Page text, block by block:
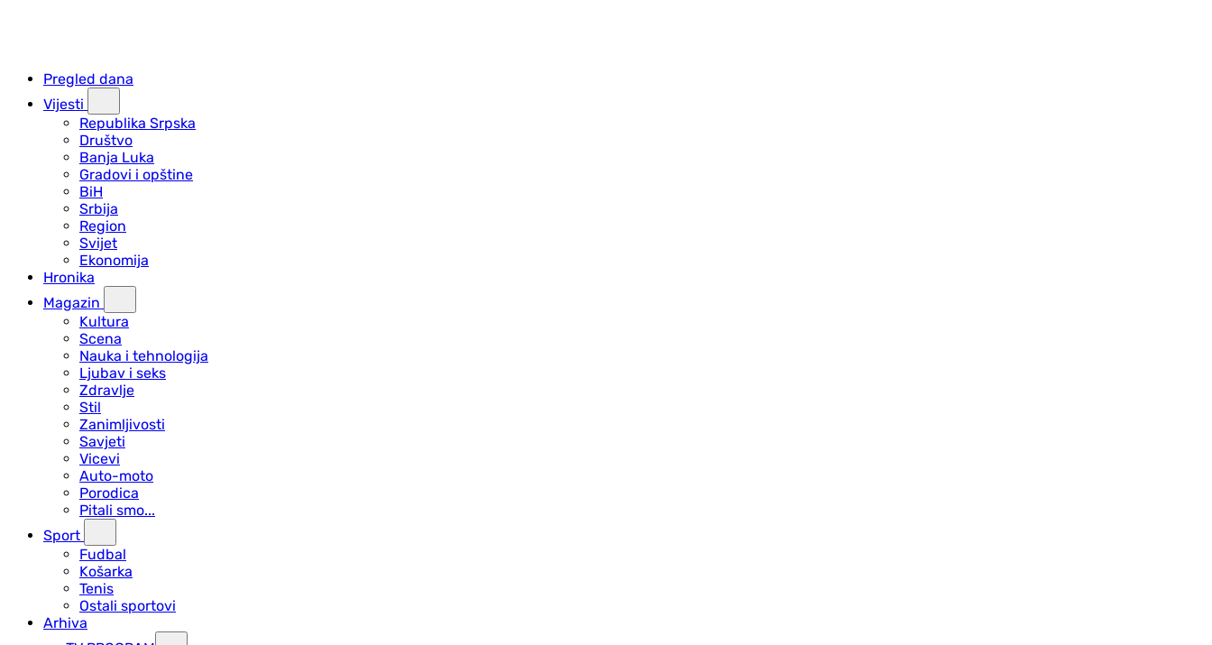
Pregled dana
Vijesti
Republika Srpska
Društvo
Banja Luka
Gradovi i opštine
BiH
Srbija
Region
Svijet
Ekonomija
Hronika
Magazin
Kultura
Scena
Nauka i tehnologija
Ljubav i seks
Zdravlje
Stil
Zanimljivosti
Savjeti
Vicevi
Auto-moto
Porodica
Pitali smo...
Sport
Fudbal
Košarka
Tenis
Ostali sportovi
Arhiva